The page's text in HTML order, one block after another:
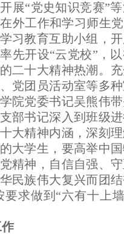
展“党史知识竞赛”
外工作和学习师生
习教育互助小组，
先开设“云党校”，
二十大精神热潮。
党团员活动室等多
院党委书记吴熊伟
部书记深入到班级
大精神内涵，深刻
大学生，要高举中
精神，自信自强、
民族伟大复兴而团
求做到“六有十上